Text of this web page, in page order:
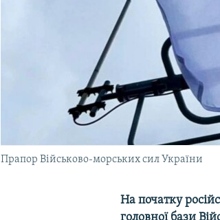
Прапор Військово-морських сил України
На початку